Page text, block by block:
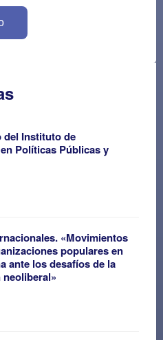
del Instituto de
Políticas Públicas y
«Movimientos
populares en
ante los desafíos de la